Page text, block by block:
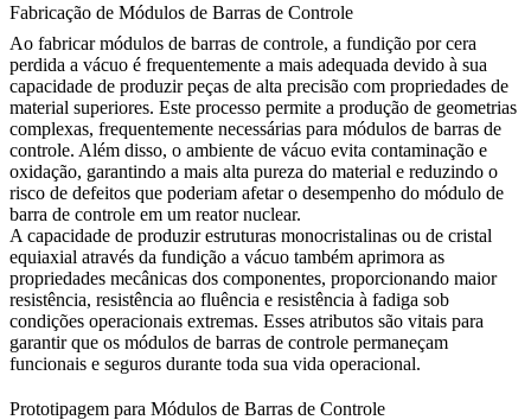
Fabricação de Módulos de Barras de Controle
Ao fabricar módulos de barras de controle, a fundição por cera
perdida a vácuo é frequentemente a mais adequada devido à sua
capacidade de produzir peças de alta precisão com propriedades de
material superiores. Este processo permite a produção de geometrias
complexas, frequentemente necessárias para módulos de barras de
controle. Além disso, o ambiente de vácuo evita contaminação e
oxidação, garantindo a mais alta pureza do material e reduzindo o
risco de defeitos que poderiam afetar o desempenho do módulo de
barra de controle em um reator nuclear.
A capacidade de produzir estruturas monocristalinas ou de cristal
equiaxial através da fundição a vácuo também aprimora as
propriedades mecânicas dos componentes, proporcionando maior
resistência, resistência ao fluência e resistência à fadiga sob
condições operacionais extremas. Esses atributos são vitais para
garantir que os módulos de barras de controle permaneçam
funcionais e seguros durante toda sua vida operacional.
Prototipagem para Módulos de Barras de Controle